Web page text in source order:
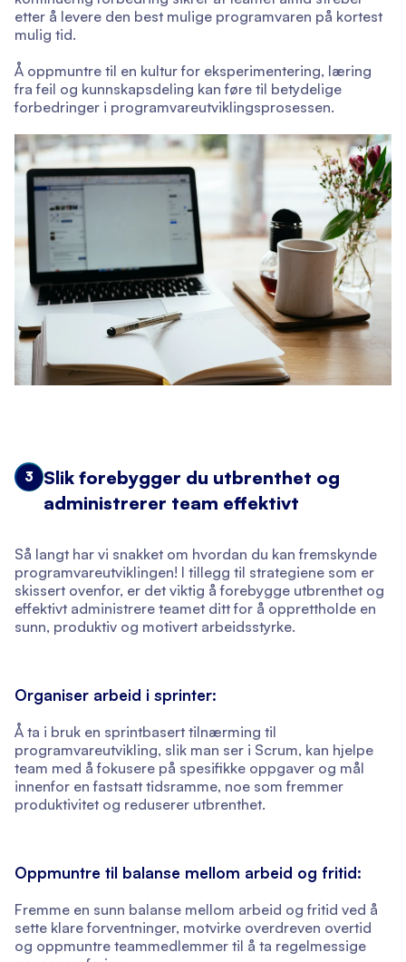
etter å levere den best mulige programvaren på kortest
mulig tid.
Å oppmuntre til en kultur for eksperimentering, læring
fra feil og kunnskapsdeling kan føre til betydelige
forbedringer i programvareutviklingsprosessen.
3
Slik forebygger du utbrenthet og
administrerer team effektivt
Så langt har vi snakket om hvordan du kan fremskynde
programvareutviklingen! I tillegg til strategiene som er
skissert ovenfor, er det viktig å forebygge utbrenthet og
effektivt administrere teamet ditt for å opprettholde en
sunn, produktiv og motivert arbeidsstyrke.
Organiser arbeid i sprinter:
Å ta i bruk en sprintbasert tilnærming til
programvareutvikling, slik man ser i Scrum, kan hjelpe
team med å fokusere på spesifikke oppgaver og mål
innenfor en fastsatt tidsramme, noe som fremmer
produktivitet og reduserer utbrenthet.
Oppmuntre til balanse mellom arbeid og fritid:
Fremme en sunn balanse mellom arbeid og fritid ved å
sette klare forventninger, motvirke overdreven overtid
og oppmuntre teammedlemmer til å ta regelmessige